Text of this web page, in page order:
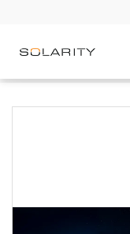
Porovnat
Střídače